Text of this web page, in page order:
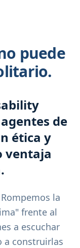
puede
de
ética y
ventaja
la
frente al
a escuchar
a construirlas